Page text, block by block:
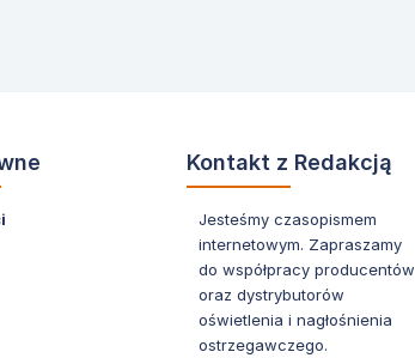
Kontakt z Redakcją
Jesteśmy czasopismem
internetowym. Zapraszamy
do współpracy producentów
oraz dystrybutorów
oświetlenia i nagłośnienia
ostrzegawczego.